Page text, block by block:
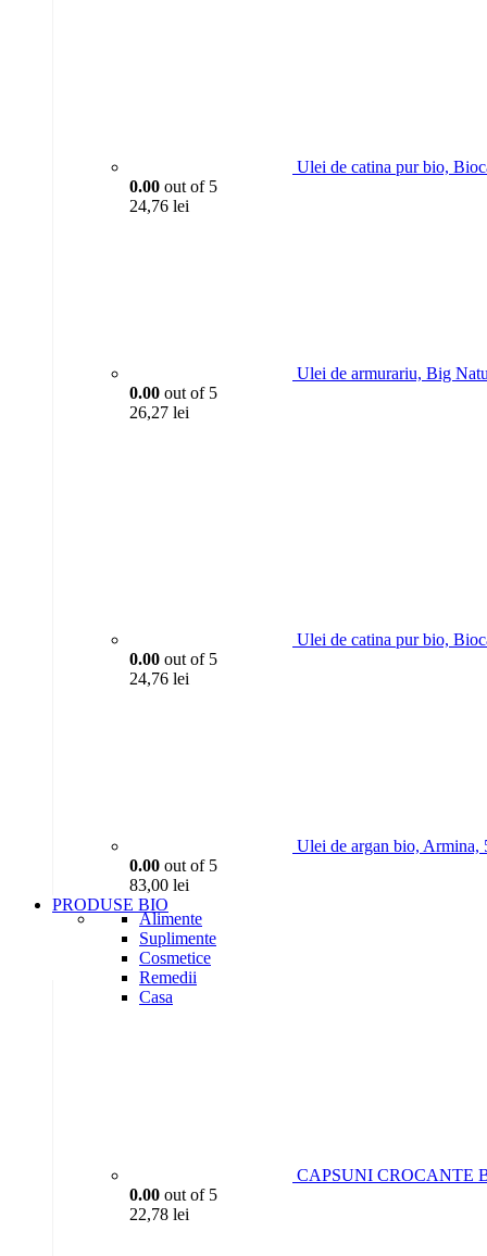
Ulei de catina pur bio,
0.00 out of 5
24,76 lei
Ulei de armurariu, Big
0.00 out of 5
26,27 lei
Ulei de catina pur bio,
0.00 out of 5
24,76 lei
Ulei de argan bio, Armina,
0.00 out of 5
83,00 lei
PRODUSE BIO
Alimente
Suplimente
Cosmetice
Remedii
Casa
CAPSUNI CROCANTE
0.00 out of 5
22,78 lei